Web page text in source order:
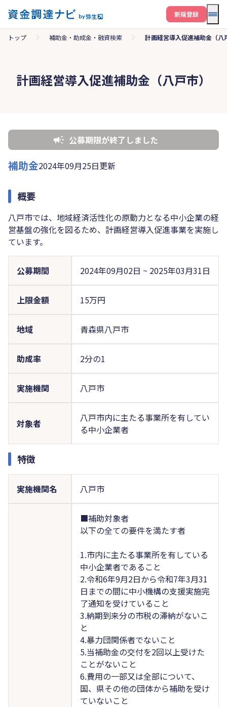
メ
新規登録
トップ 補助金・助成金・融資検索 計画経営導入促進補助金（八
計画経営導入促進補助金（八戸市）
公募期限が終了しました
補助金2024年09月25日更新
概要
八戸市では、地域経済活性化の原動力となる中小企業の経
営基盤の強化を図るため、計画経営導入促進事業を実施し
ています。
公募期間 2024年09月02日 ~ 2025年03月31日
上限金額 15万円
地域 青森県八戸市
助成率 2分の1
実施機関 八戸市
対象者
八戸市内に主たる事業所を有してい
る中小企業者
特徴
実施機関名 八戸市
■補助対象者
以下の全ての要件を満たす者
1.市内に主たる事業所を有している
中小企業者であること
2.令和6年9月2日から令和7年3月31
日までの間に中小機構の支援実施完
了通知を受けていること
3.納期到来分の市税の滞納がないこ
と
4.暴力団関係者でないこと
5.当補助金の交付を2回以上受けた
ことがないこと
6.費用の一部又は全部について、
国、県その他の団体から補助を受け
ていないこと